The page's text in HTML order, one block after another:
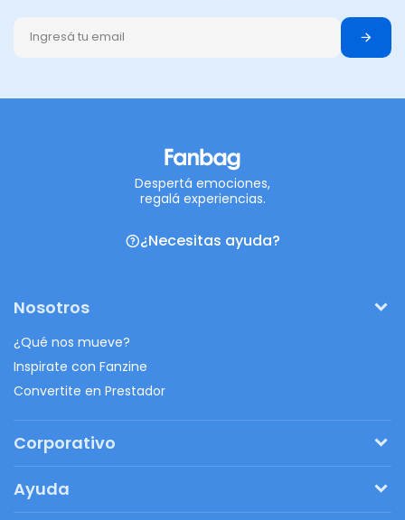
Despertá emociones,
regalá experiencias.
¿Necesitas ayuda?
Nosotros
¿Qué nos mueve?
Inspirate con Fanzine
Convertite en Prestador
Corporativo
Regalos originales
Ayuda